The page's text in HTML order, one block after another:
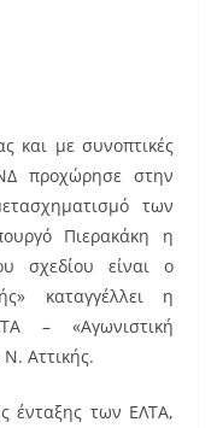
και με συνοπτικές
προχώρησε στην
των
Πιερακάκη η
σχεδίου είναι ο
καταγγέλλει η
– «Αγωνιστική
Αττικής.
ένταξης των ΕΛΤΑ,